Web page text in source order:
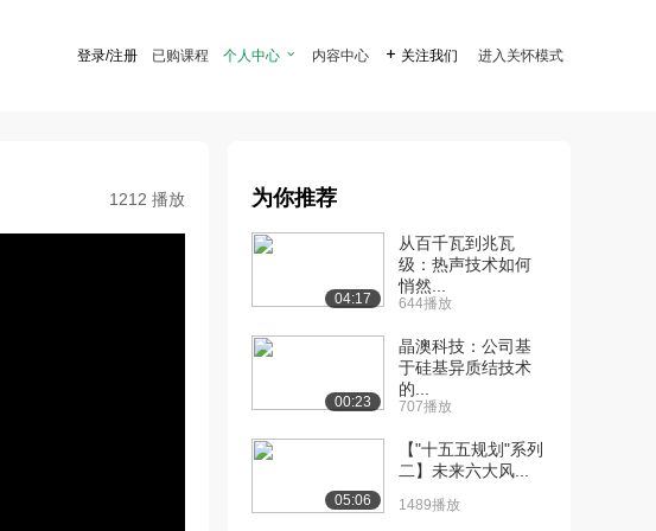
登录/注册 已购课程 个人中心  内容中心  关注我们 进入关怀模式
1212 播放 为你推荐
04:17
从百千瓦到兆瓦
级：热声技术如何
悄然...
644播放
00:23
晶澳科技：公司基
于硅基异质结技术
的...
707播放
05:06
【"十五五规划"系列
二】未来六大风...
1489播放